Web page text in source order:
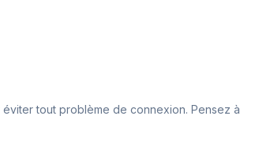
tout problème de connexion. Pensez à